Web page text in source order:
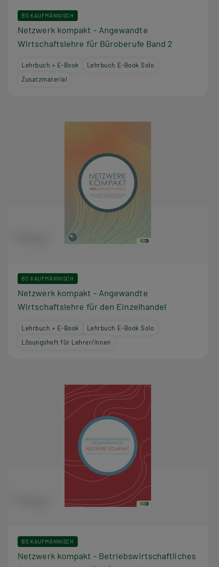
BS KAUFMÄNNISCH
Netzwerk kompakt - Angewandte
Wirtschaftslehre für Büroberufe Band 2
Lehrbuch + E-Book
Lehrbuch E-Book Solo
Zusatzmaterial
BS KAUFMÄNNISCH
Netzwerk kompakt - Angewandte
Wirtschaftslehre für den Einzelhandel
Lehrbuch + E-Book
Lehrbuch E-Book Solo
Lösungsheft für Lehrer/innen
BS KAUFMÄNNISCH
Netzwerk kompakt - Betriebswirtschaftliches